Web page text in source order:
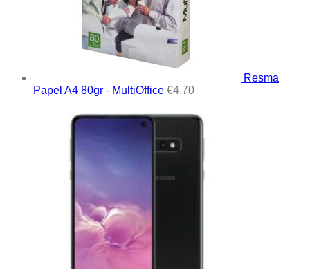
Resma
Papel A4 80gr - MultiOffice €4,70